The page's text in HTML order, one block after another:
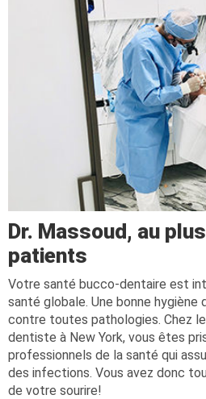
Dr. Massoud, au
patients
Votre santé bucco-dentaire est
santé globale. Une bonne
contre toutes pathologies. Chez le
dentiste à New York, vous êtes
professionnels de la santé qui
des infections. Vous avez donc
de votre sourire!